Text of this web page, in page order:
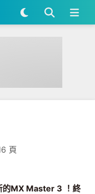
頁
的MX Master 3 ！終